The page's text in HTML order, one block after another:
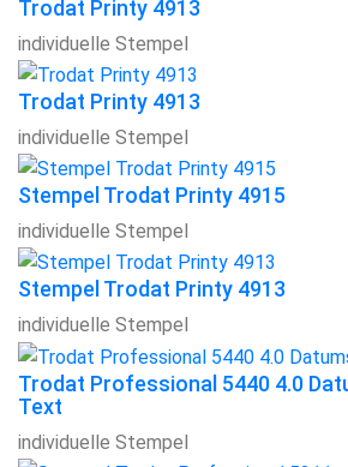
Trodat Printy 4913
individuelle Stempel
Trodat Printy 4913
individuelle Stempel
Stempel Trodat Printy 4915
individuelle Stempel
Stempel Trodat Printy 4913
individuelle Stempel
Trodat Professional 5440 4.0
Text
individuelle Stempel